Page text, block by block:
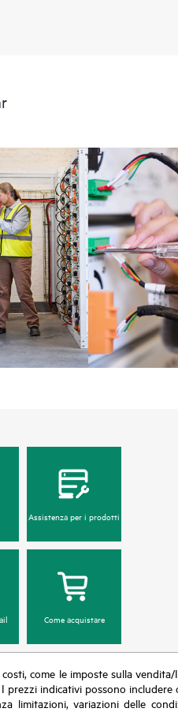
ed evitare che si
Assistenza per i prodotti
Come acquistare
come le imposte sulla
indicativi possono
limitazioni, variazioni delle